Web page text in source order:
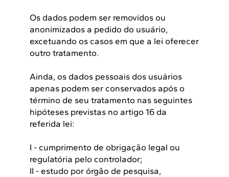
Os dados podem ser removidos ou
anonimizados a pedido do usuário,
excetuando os casos em que a lei oferecer
outro tratamento.
Ainda, os dados pessoais dos usuários
apenas podem ser conservados após o
término de seu tratamento nas seguintes
hipóteses previstas no artigo 16 da
referida lei:
I - cumprimento de obrigação legal ou
regulatória pelo controlador;
II - estudo por órgão de pesquisa,